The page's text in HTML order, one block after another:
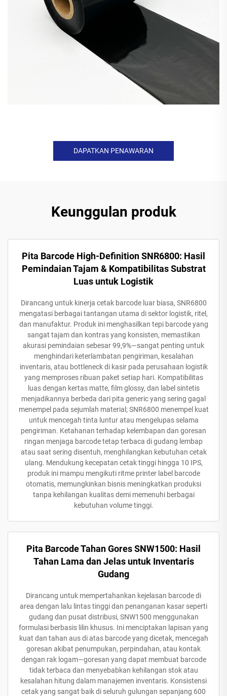
DAPATKAN PENAWARAN
Keunggulan produk
Pita Barcode High-Definition SNR6800: Hasil
Pemindaian Tajam & Kompatibilitas Substrat
Luas untuk Logistik
Dirancang untuk kinerja cetak barcode luar biasa, SNR6800
mengatasi berbagai tantangan utama di sektor logistik, ritel,
dan manufaktur. Produk ini menghasilkan tepi barcode yang
sangat tajam dan kontras yang konsisten, memastikan
akurasi pemindaian sebesar 99,9%—sangat penting untuk
menghindari keterlambatan pengiriman, kesalahan
inventaris, atau bottleneck di kasir pada perusahaan logistik
yang memproses ribuan paket setiap hari. Kompatibilitas
luas dengan kertas matte, film glossy, dan label sintetis
menjadikannya berbeda dari pita generic yang sering gagal
menempel pada sejumlah material; SNR6800 menempel kuat
untuk mencegah tinta luntur atau mengelupas selama
pengiriman. Ketahanan terhadap kelembapan dan goresan
ringan menjaga barcode tetap terbaca di gudang lembap
atau saat sering disentuh, menghilangkan kebutuhan cetak
ulang. Mendukung kecepatan cetak tinggi hingga 10 IPS,
produk ini mampu mengikuti ritme printer label barcode
otomatis, memungkinkan bisnis meningkatkan produksi
tanpa kehilangan kualitas demi memenuhi berbagai
kebutuhan volume tinggi.
Pita Barcode Tahan Gores SNW1500: Hasil
Tahan Lama dan Jelas untuk Inventaris
Gudang
Dirancang untuk mempertahankan kejelasan barcode di
area dengan lalu lintas tinggi dan penanganan kasar seperti
gudang dan pusat distribusi, SNW1500 menggunakan
formulasi berbasis lilin khusus. Ini menciptakan lapisan yang
kuat dan tahan aus di atas barcode yang dicetak, mencegah
goresan akibat penumpukan, perpindahan, atau kontak
dengan rak logam—goresan yang dapat membuat barcode
tidak terbaca dan menyebabkan kehilangan stok atau
kesalahan hitung dalam manajemen inventaris. Konsistensi
cetak yang sangat baik di seluruh gulungan sepanjang 600